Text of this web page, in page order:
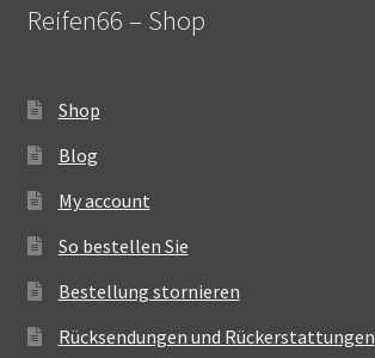
Reifen66 – Shop
Shop
Blog
My account
So bestellen Sie
Bestellung stornieren
Rücksendungen und Rückerstattungen